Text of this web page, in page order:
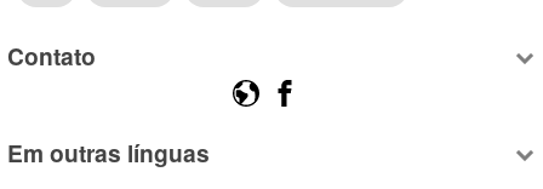
Contato
Em outras línguas